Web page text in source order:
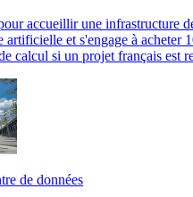
accueillir une infrastructure
artificielle et s'engage à acheter
calcul si un projet français est
de données